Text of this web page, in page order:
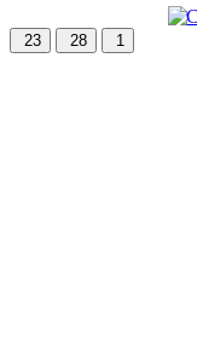
23 28 1